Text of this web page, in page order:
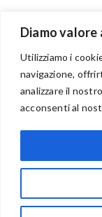
Diamo
Utilizziamo i
navigazione,
analizzare il
acconsenti al
BENVENUTI
via Acqua
83024
(+39) 081-